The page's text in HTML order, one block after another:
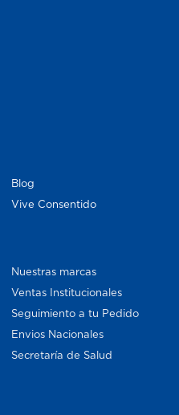
Blog
Vive Consentido
Nuestras marcas
Ventas Institucionales
Seguimiento a tu Pedido
Envios Nacionales
Secretaría de Salud